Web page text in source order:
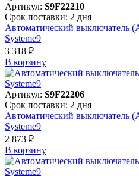
Артикул: S9F22210
Срок поставки: 2 дня
Автоматический выключатель
Systeme9
3 318 ₽
В корзинy
Артикул: S9F22206
Срок поставки: 2 дня
Автоматический выключатель
Systeme9
2 873 ₽
В корзинy